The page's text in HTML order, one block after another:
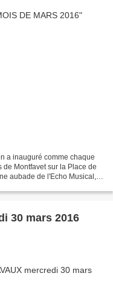
a inauguré comme chaque
Montfavet sur la Place de
aubade de l'Echo Musical,
30 mars 2016